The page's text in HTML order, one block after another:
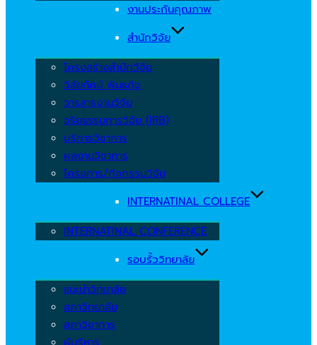
งานประกันคุณภาพ
สำนักวิจัย
โครงสร้างสำนักวิจัย
วิสัยทัศน์ พันธกิจ
วารสารงานวิจัย
จริยธรรมการวิจัย (IRB)
บริการวิชาการ
ผลงานวิชาการ
โครงการ/กิจกรรมวิจัย
INTERNATINAL COLLEGE
INTERNATINAL CONFERENCE
รอบรั้ววิทยาลัย
แนะนำวิทยาลัย
สภาวิทยาลัย
สภาวิชาการ